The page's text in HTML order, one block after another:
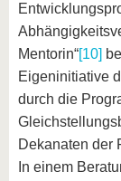
Mentorin“[10]
Eigeninitiative
durch die
Dekanaten der
In einem